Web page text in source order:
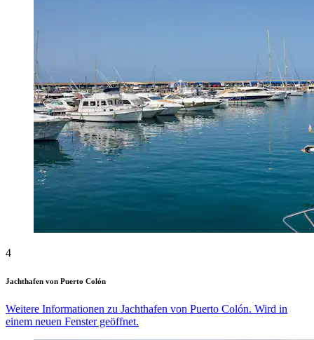
4
Jachthafen von Puerto Colón
Weitere Informationen zu Jachthafen von Puerto Colón. Wird in
einem neuen Fenster geöffnet.